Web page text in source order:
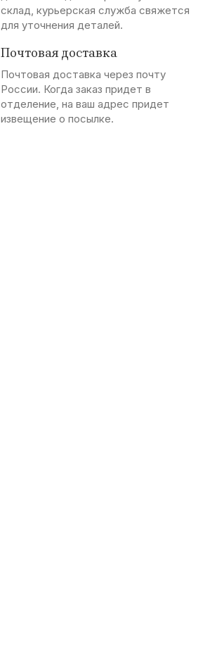
склад, курьерская служба свяжется
для уточнения деталей.
Почтовая доставка
Почтовая доставка через почту
России. Когда заказ придет в
отделение, на ваш адрес придет
извещение о посылке.